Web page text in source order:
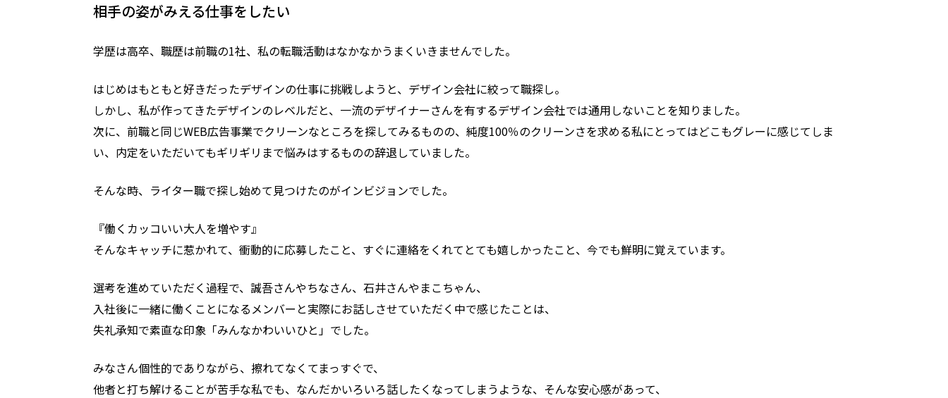
相手の姿がみえる仕事をしたい
学歴は高卒、職歴は前職の1社、私の転職活動はなかなかうまくいきませんでした。
はじめはもともと好きだったデザインの仕事に挑戦しようと、デザイン会社に絞って職探し。
しかし、私が作ってきたデザインのレベルだと、一流のデザイナーさんを有するデザイン会社では通用しないことを知りました。
次に、前職と同じWEB広告事業でクリーンなところを探してみるものの、純度100％のクリーンさを求める私にとってはどこもグレーに感じてしま
い、内定をいただいてもギリギリまで悩みはするものの辞退していました。
そんな時、ライター職で探し始めて見つけたのがインビジョンでした。
『働くカッコいい大人を増やす』
そんなキャッチに惹かれて、衝動的に応募したこと、すぐに連絡をくれてとても嬉しかったこと、今でも鮮明に覚えています。
選考を進めていただく過程で、誠吾さんやちなさん、石井さんやまこちゃん、
入社後に一緒に働くことになるメンバーと実際にお話しさせていただく中で感じたことは、
失礼承知で素直な印象「みんなかわいいひと」でした。
みなさん個性的でありながら、擦れてなくてまっすぐで、
他者と打ち解けることが苦手な私でも、なんだかいろいろ話したくなってしまうような、そんな安心感があって、